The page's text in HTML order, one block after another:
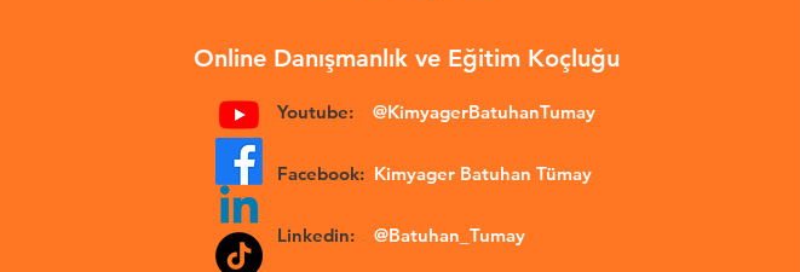
Online Danışmanlık ve Eğitim Koçluğu
Youtube: @KimyagerBatuhanTumay
Facebook: Kimyager Batuhan Tümay
Linkedin: @Batuhan_Tumay